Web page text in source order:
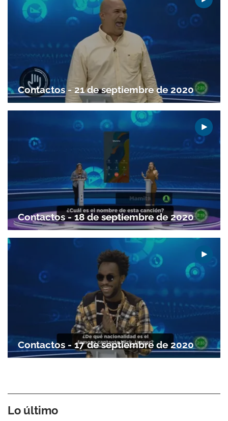
Gracias por suscribirte a nuestro boletín.
Contactos - 21 de septiembre de 2020
Contactos - 18 de septiembre de 2020
Contactos - 17 de septiembre de 2020
Lo último